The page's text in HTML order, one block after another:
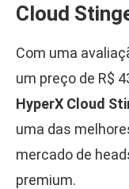
Cloud
Com uma
um preço de R$
HyperX Cloud
uma das
mercado de
premium.